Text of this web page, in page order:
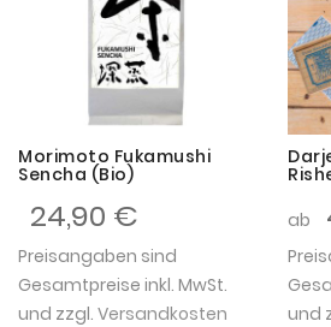
Morimoto Fukamushi
Sencha (Bio)
24,90 €
Preisangaben sind
Gesamtpreise inkl. MwSt.
und zzgl. Versandkosten
ab
und